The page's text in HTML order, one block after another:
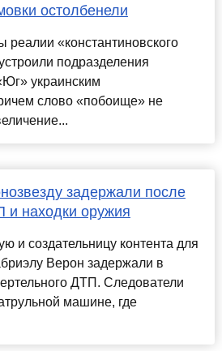
остолбенели
реалии «константиновского
подразделения
украинским
слово «побоище» не
задержали после
и находки оружия
и создательницу контента для
Верон задержали в
ДТП. Следователи
машине, где